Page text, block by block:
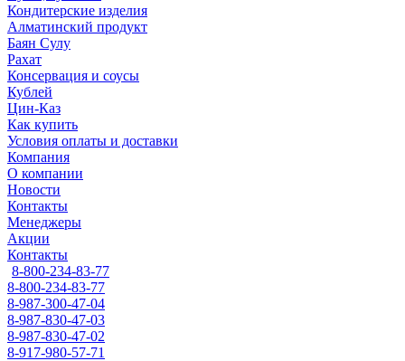
Кондитерские изделия
Алматинский продукт
Баян Сулу
Рахат
Консервация и соусы
Кублей
Цин-Каз
Как купить
Условия оплаты и доставки
Компания
О компании
Новости
Контакты
Менеджеры
Акции
Контакты
8-800-234-83-77
8-800-234-83-77
8-987-300-47-04
8-987-830-47-03
8-987-830-47-02
8-917-980-57-71